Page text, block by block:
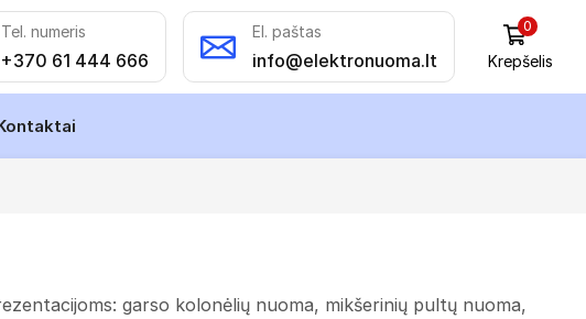
Tel. numeris
+370 61 444 666
El. paštas
info@elektronuoma.lt
0
Krepšelis
garso kolonėlių nuoma, mikšerinių pultų nuoma,